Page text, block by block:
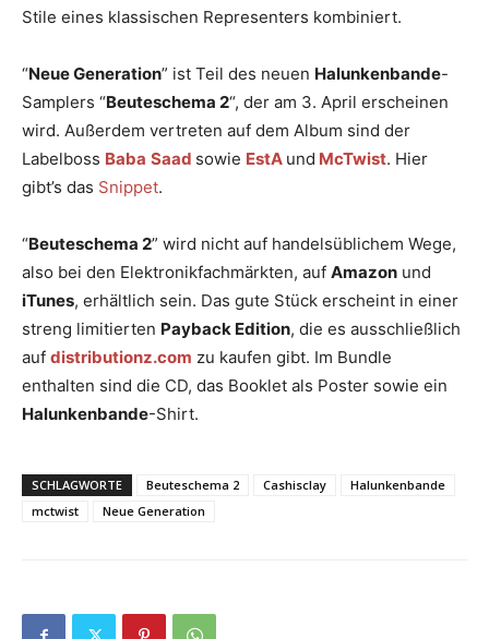
Stile eines klassischen Representers kombiniert.
“Neue Generation” ist Teil des neuen Halunkenbande-
Samplers “Beuteschema 2“, der am 3. April erscheinen
wird. Außerdem vertreten auf dem Album sind der
Labelboss Baba Saad sowie EstA und McTwist. Hier
gibt’s das Snippet.
“Beuteschema 2” wird nicht auf handelsüblichem Wege,
also bei den Elektronikfachmärkten, auf Amazon und
iTunes, erhältlich sein. Das gute Stück erscheint in einer
streng limitierten Payback Edition, die es ausschließlich
auf distributionz.com zu kaufen gibt. Im Bundle
enthalten sind die CD, das Booklet als Poster sowie ein
Halunkenbande-Shirt.
SCHLAGWORTE Beuteschema 2 Cashisclay
Halunkenbande
mctwist
Neue Generation